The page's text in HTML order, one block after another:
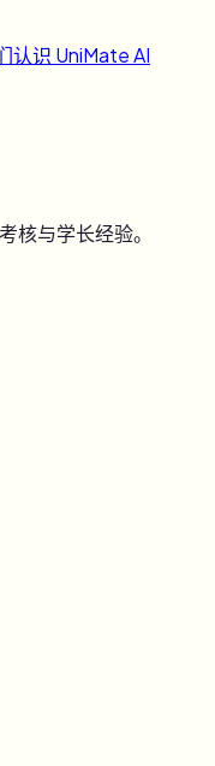
认识 UniMate AI
核与学长经验。